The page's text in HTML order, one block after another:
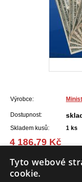
Výrobce:
Dostupnost:
Skladem kusů: 1 ks
4 186,79 Kč
Tyto webové
cookie.